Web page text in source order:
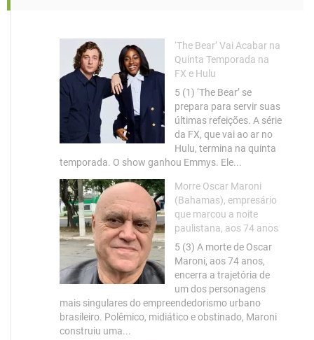
‘The Bear’ Vai Acabar na
Quinta Temporada na
FX e Hulu
5 (1) ‘The Bear’ se
prepara para servir suas
últimas refeições. A série
da FX, que vai ao ar no
Hulu, termina na quinta
temporada. O show ganhou Emmys. Ele...
Morre Oscar Maroni
(Bahamas), empresário
que marcou a noite
paulistana, aos 74 anos
5 (3) A morte de Oscar
Maroni, aos 74 anos,
encerra a trajetória de
um dos personagens
mais singulares do empreendedorismo urbano
brasileiro. Polêmico, midiático e obstinado, Maroni
construiu uma...